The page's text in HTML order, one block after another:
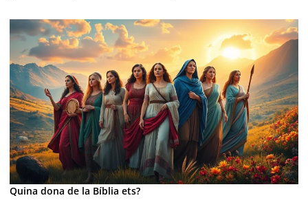
Quina dona de la Bíblia ets?